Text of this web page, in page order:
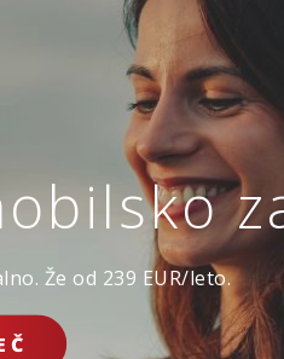
Že od 239 EUR/leto.
prepustili toku življenja.
V TUJINO
ŽIVLJENJA